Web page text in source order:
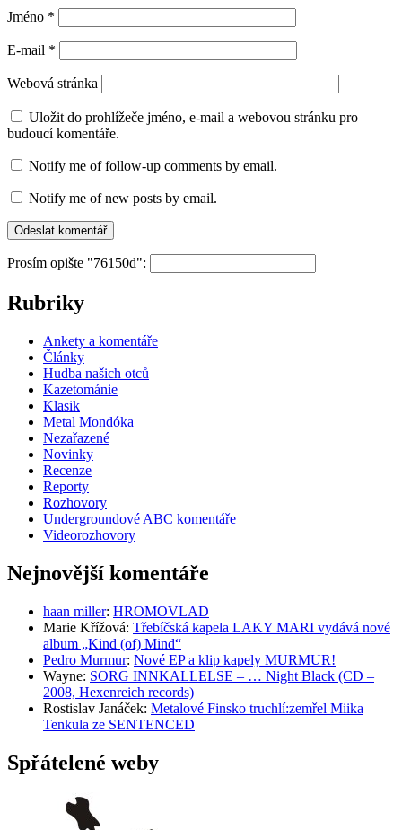
Jméno *
E-mail *
Webová stránka
Uložit do prohlížeče jméno, e-mail a webovou stránku pro
budoucí komentáře.
Notify me of follow-up comments by email.
Notify me of new posts by email.
Prosím opište "76150d":
Rubriky
Ankety a komentáře
Články
Hudba našich otců
Kazetománie
Klasik
Metal Mondóka
Nezařazené
Novinky
Recenze
Reporty
Rozhovory
Undergroundové ABC komentáře
Videorozhovory
Nejnovější komentáře
haan miller: HROMOVLAD
Marie Křížová: Třebíčská kapela LAKY MARI vydává nové
album „Kind (of) Mind“
Pedro Murmur: Nové EP a klip kapely MURMUR!
Wayne: SORG INNKALLELSE – … Night Black (CD –
2008, Hexenreich records)
Rostislav Janáček: Metalové Finsko truchlí:zemřel Miika
Tenkula ze SENTENCED
Spřátelené weby